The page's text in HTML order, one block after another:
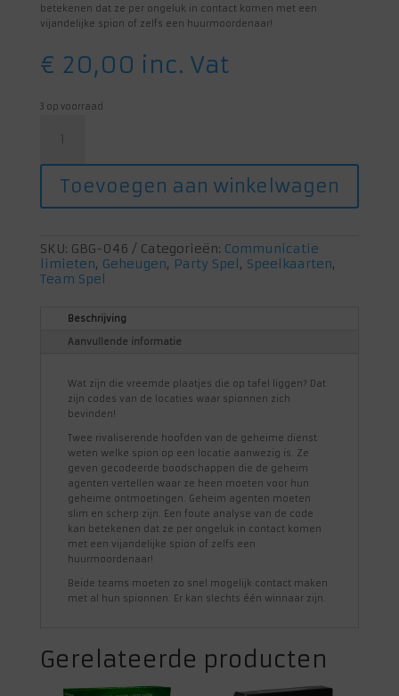
betekenen dat ze per ongeluk in contact komen met een
vijandelijke spion of zelfs een huurmoordenaar!
€ 20,00 inc. Vat
3 op voorraad
Pictures
Toevoegen aan winkelwagen
SKU: GBG-046 Categorieën: Communicatie
limieten, Geheugen, Party Spel, Speelkaarten,
Team Spel
Beschrijving
Aanvullende informatie
Wat zijn die vreemde plaatjes die op tafel liggen? Dat
zijn codes van de locaties waar spionnen zich
bevinden!
Twee rivaliserende hoofden van de geheime dienst
weten welke spion op een locatie aanwezig is. Ze
geven gecodeerde boodschappen die de geheim
agenten vertellen waar ze heen moeten voor hun
geheime ontmoetingen. Geheim agenten moeten
slim en scherp zijn. Een foute analyse van de code
kan betekenen dat ze per ongeluk in contact komen
met een vijandelijke spion of zelfs een
huurmoordenaar!
Beide teams moeten zo snel mogelijk contact maken
met al hun spionnen. Er kan slechts één winnaar zijn.
Gerelateerde producten